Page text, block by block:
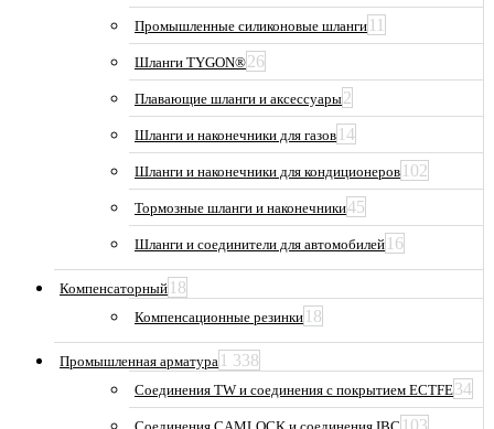
Промышленные силиконовые шланги 11
Шланги TYGON®26
Плавающие шланги и аксессуары2
Шланги и наконечники для газов 14
Шланги и наконечники для кондиционеров 102
Тормозные шланги и наконечники45
Шланги и соединители для автомобилей 16
Компенсаторный 18
Компенсационные резинки 18
Промышленная арматура 1 338
Соединения TW и соединения с покрытием ECTFE34